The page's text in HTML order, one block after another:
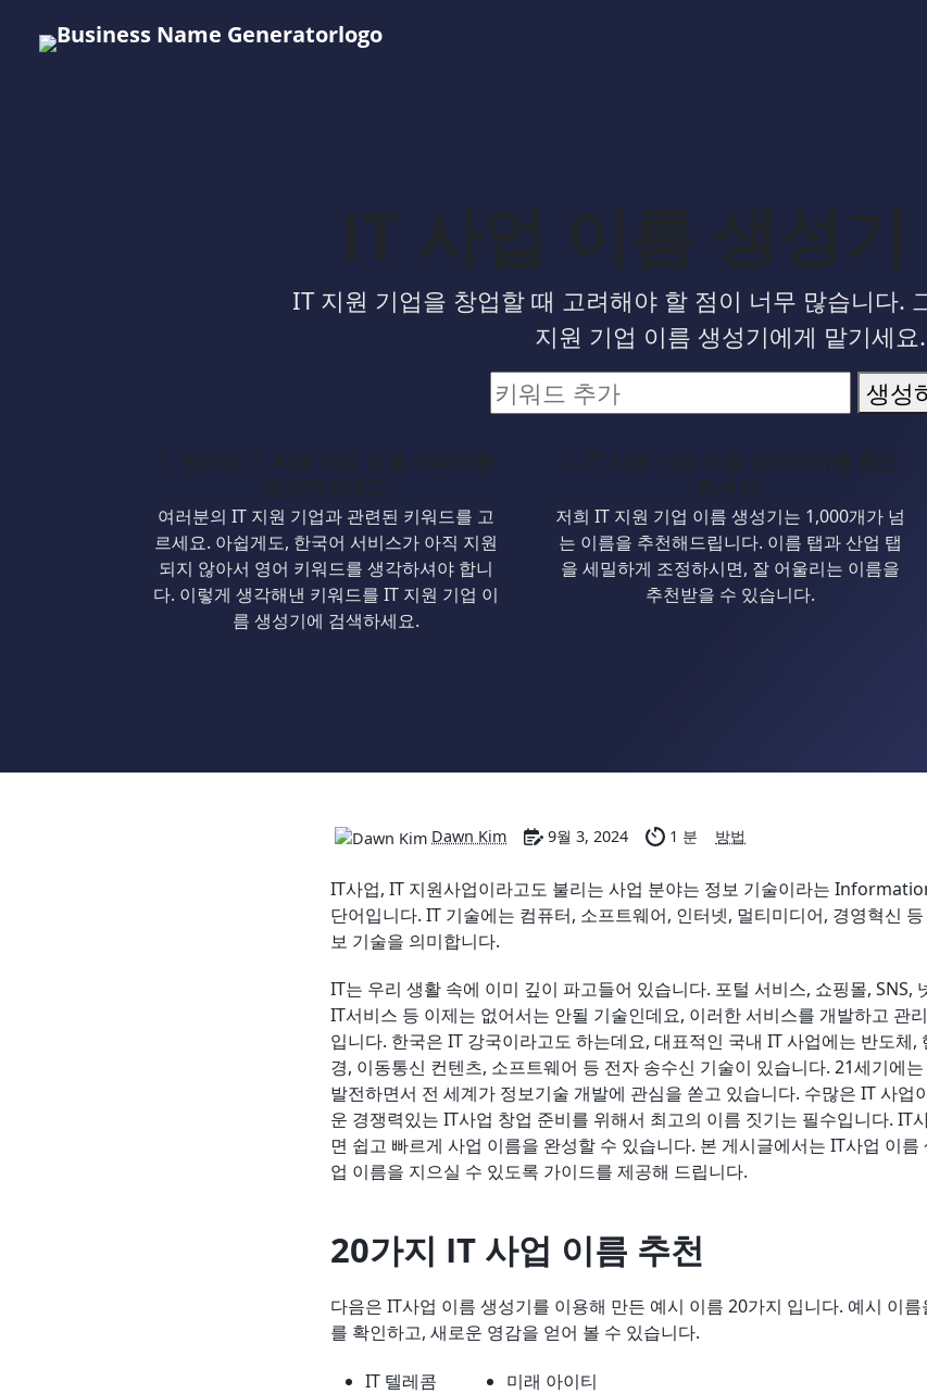
IT 사업 이름 생성
IT 지원 기업을 창업할 때 고려해야 할 점이 너무 많습니다.
지원 기업 이름 생성기에게 맡기세요.
생성
1. 영어로 IT 지원 기업 이름 키워드를
생각해보세요.
여러분의 IT 지원 기업과 관련된 키워드를 고
르세요. 아쉽게도, 한국어 서비스가 아직 지원
되지 않아서 영어 키워드를 생각하셔야 합니
다. 이렇게 생각해낸 키워드를 IT 지원 기업 이
름 생성기에 검색하세요.
2. IT 지원 기업 이름 아이디어를 확인
하세요.
저희 IT 지원 기업 이름 생성기는 1,000개가 넘
는 이름을 추천해드립니다. 이름 탭과 산업 탭
을 세밀하게 조정하시면, 잘 어울리는 이름을
추천받을 수 있습니다.
Dawn Kim 9월 3, 2024 1 분 방법
IT사업, IT 지원사업이라고도 불리는 사업 분야는 정보 기술이라는
단어입니다. IT 기술에는 컴퓨터, 소프트웨어, 인터넷, 멀티미디어, 경영혁신
보 기술을 의미합니다.
IT는 우리 생활 속에 이미 깊이 파고들어 있습니다. 포털 서비스, 쇼핑몰, SNS,
IT서비스 등 이제는 없어서는 안될 기술인데요, 이러한 서비스를 개발하고 관
입니다. 한국은 IT 강국이라고도 하는데요, 대표적인 국내 IT 사업에는 반도체,
경, 이동통신 컨텐츠, 소프트웨어 등 전자 송수신 기술이 있습니다. 21세기에
발전하면서 전 세계가 정보기술 개발에 관심을 쏟고 있습니다. 수많은 IT 사업
운 경쟁력있는 IT사업 창업 준비를 위해서 최고의 이름 짓기는 필수입니다. IT
면 쉽고 빠르게 사업 이름을 완성할 수 있습니다. 본 게시글에서는 IT사업 이
업 이름을 지으실 수 있도록 가이드를 제공해 드립니다.
20가지 IT 사업 이름 추천
다음은 IT사업 이름 생성기를 이용해 만든 예시 이름 20가지 입니다. 예시 이
를 확인하고, 새로운 영감을 얻어 볼 수 있습니다.
IT 텔레콤
미래 아이티